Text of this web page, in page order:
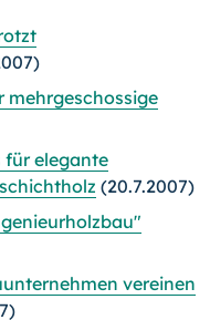
mehrgeschossige
für elegante
(20.7.2007)
vereinen